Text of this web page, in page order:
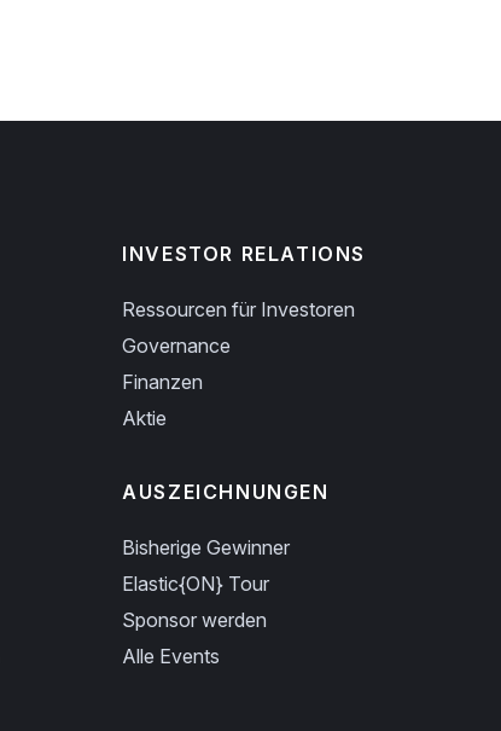
INVESTOR RELATIONS
Ressourcen für Investoren
Governance
Finanzen
Aktie
AUSZEICHNUNGEN
Bisherige Gewinner
Elastic{ON} Tour
Sponsor werden
Alle Events